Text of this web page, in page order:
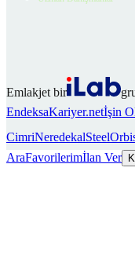
Emlakjet bir
EndeksaKariyer.netİşin
CimriNeredekal
AraFavorilerimİlan Ver